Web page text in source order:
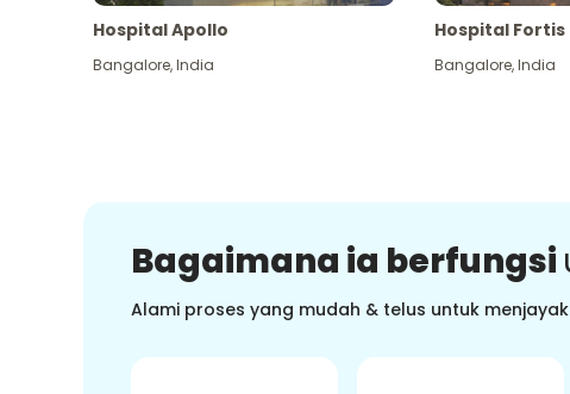
Hospital Apollo
Bangalore,India
Hospital Fortis
Bangalore,India
Bagaimana ia berfungsi
Alami proses yang mudah & telus untuk